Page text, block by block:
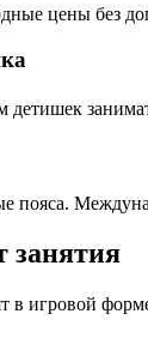
цены без
детишек
пояса.
занятия
в игровой